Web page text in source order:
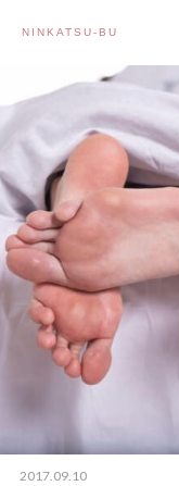
妊活部とは
妊活記事
メルマガ登録
2017.09.10